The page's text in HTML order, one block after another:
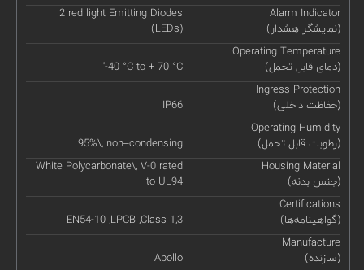
Alarm Indicator
(نمایشگر هشدار)
2 red light Emitting Diodes
(LEDs)
Operating Temperature
(دمای قابل تحمل)
'-40 °C to + 70 °C
Ingress Protection
(حفاظت داخلی)
IP66
Operating Humidity
(رطوبت قابل تحمل)
95%\, non–condensing
Housing Material
(جنس بدنه)
White Polycarbonate\, V-0 rated
to UL94
Certifications
(گواهینامه‌ها)
EN54-10 ,LPCB ,Class 1,3
Manufacture
(سازنده)
Apollo